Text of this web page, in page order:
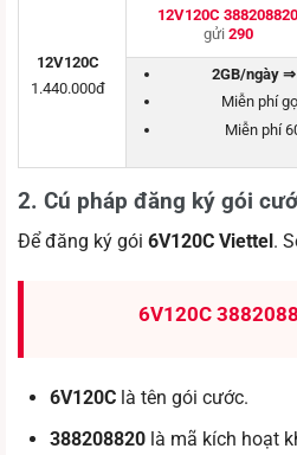
12V120C
1.440.000đ
12V120C 388208820
gửi 290
2GB/ngày
Miễn phí
Miễn phí
2. Cú pháp đăng ký gói
Để đăng ký gói 6V120C Viettel.
6V120C
6V120C là tên gói cước.
388208820 là mã kích hoạt